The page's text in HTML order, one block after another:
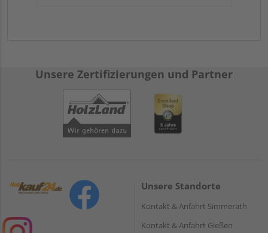
Unsere Zertifizierungen und Partner
Unsere Standorte
Kontakt & Anfahrt Simmerath
Kontakt & Anfahrt Gießen